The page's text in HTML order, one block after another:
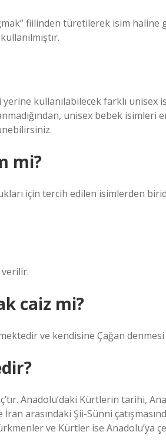
fiilinden türetilerek isim
kullanılabilecek farklı
unisex bebek isimleri
mi?
için tercih edilen isimlerden
caiz mi?
ve kendisine Çağan
Anadolu’daki Kürtlerin tarihi,
arasındaki Şii-Sünni
ve Kürtler ise Anadolu’ya